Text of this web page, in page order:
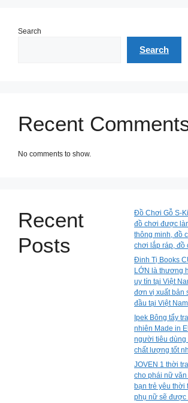
Search
Search
Recent
No comments to show.
Recent
Posts
Đồ Chơi Gỗ S-
đồ chơi được
thông minh, đồ
chơi lắp ráp, đồ
Đinh Tị Books
LỚN là thương
uy tín tại Việt
đơn vị xuất bản
đầu tại Việt Nam
Ipek Bông tẩy
nhiên Made in
người tiêu dùng
chất lượng tốt
JOVEN 1 thời
cho phái nữ
bạn trẻ yêu thời
phụ nữ sẽ được